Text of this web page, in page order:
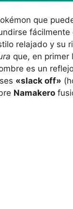
que
fácilmente
relajado y su
que, en primer
es un
«slack off»
Namakero